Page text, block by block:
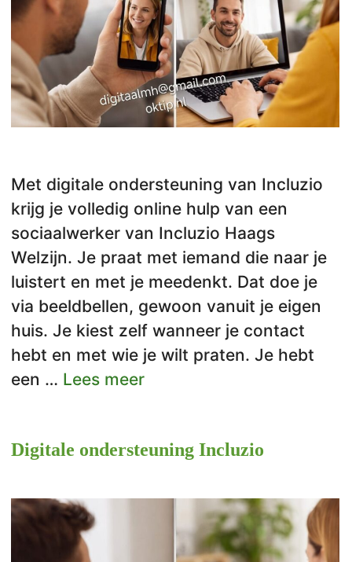
Met digitale ondersteuning van Incluzio
krijg je volledig online hulp van een
sociaalwerker van Incluzio Haags
Welzijn. Je praat met iemand die naar je
luistert en met je meedenkt. Dat doe je
via beeldbellen, gewoon vanuit je eigen
huis. Je kiest zelf wanneer je contact
hebt en met wie je wilt praten. Je hebt
een … Lees meer
Digitale ondersteuning Incluzio